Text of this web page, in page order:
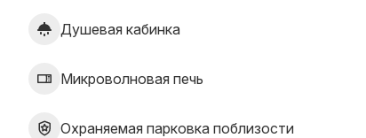
Душевая кабинка
Микроволновая печь
Охраняемая парковка поблизости